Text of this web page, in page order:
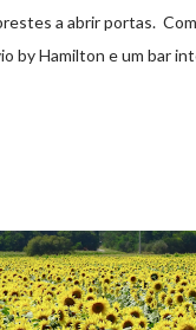
a abrir portas.
by Hamilton e um bar
pela IP Património